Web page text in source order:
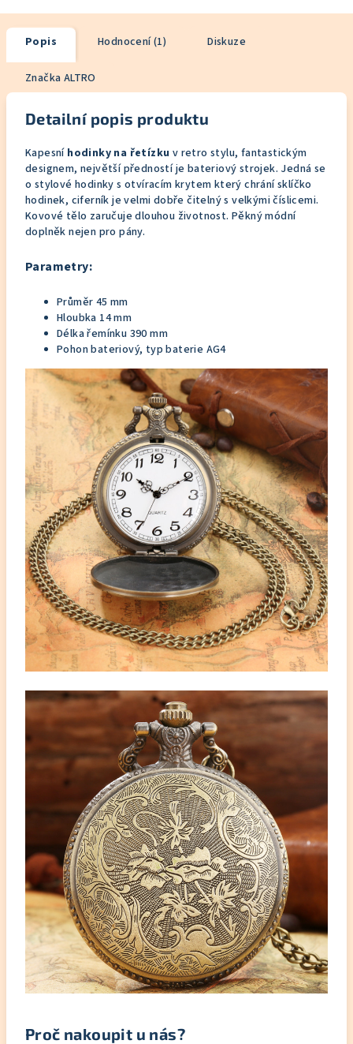
Popis Hodnocení (1) Diskuze
Značka ALTRO
Detailní popis produktu
Kapesní hodinky na řetízku v retro stylu, fantastickým
designem, největší předností je bateriový strojek. Jedná se
o stylové hodinky s otvíracím krytem který chrání sklíčko
hodinek, ciferník je velmi dobře čitelný s velkými číslicemi.
Kovové tělo zaručuje dlouhou životnost. Pěkný módní
doplněk nejen pro pány.
Parametry:
Průměr 45 mm
Hloubka 14 mm
Délka řemínku 390 mm
Pohon bateriový, typ baterie AG4
Proč nakoupit u nás?